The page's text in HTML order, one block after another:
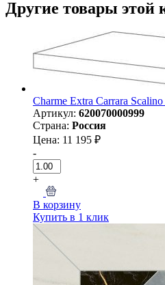
Другие товары этой
Charme Extra Carrara
Артикул: 620070000999
Страна: Россия
Цена: 11 195 ₽
-
+
В корзину
Купить в 1 клик